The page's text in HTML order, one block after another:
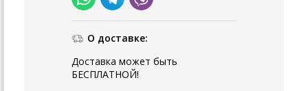
О доставке:
Доставка может быть
БЕСПЛАТНОЙ!